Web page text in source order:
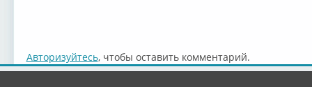
Авторизуйтесь, чтобы оставить комментарий.